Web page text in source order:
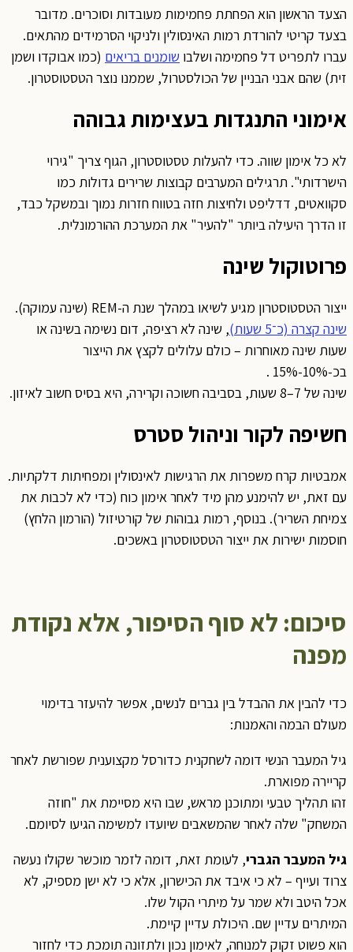
הצעד הראשון הוא הפחתת פחמימות מעובדות וסוכרים. מדובר
בצעד קריטי להורדת רמות האינסולין ולניקוי הסרמידים מהתאים.
עברו לתפריט דל פחמימה ושלבו שומנים בריאים(כמו אבוקדו ושמן
זית) שהם אבני הבניין של הכולסטרול, שממנו נוצר הטסטוסטרון.
אימוני התנגדות בעצימות גבוהה
לא כל אימון שווה. כדי להעלות טסטוסטרון, הגוף צריך "גירוי
הישרדותי". תרגילים המערבים קבוצות שרירים גדולות כמו
סקוואטים, דדליפט ולחיצות חזה בטווח חזרות נמוך ובמשקל כבד,
זו הדרך היעילה ביותר "להעיר" את המערכת ההורמונלית.
פרוטוקול שינה
ייצור הטסטוסטרון מגיע לשיאו במהלך שנת ה-REM (שינה עמוקה).
שינה קצרה (כ־5 שעות)
, שינה לא רציפה, דום נשימה בשינה או
שעות שינה מאוחרות – כולם עלולים לקצץ את הייצור
בכ-10%-15% .
שינה של 7–8 שעות, בסביבה חשוכה וקרירה, היא בסיס חשוב לאיזון.
חשיפה לקור וניהול סטרס
אמבטיות קרח משפרות את הרגישות לאינסולין ומפחיתות דלקתיות.
עם זאת, יש להימנע מהן מיד לאחר אימון כוח (כדי לא לכבות את
צמיחת השריר). בנוסף, רמות גבוהות של קורטיזול (הורמון הלחץ)
חוסמות ישירות את ייצור הטסטוסטרון באשכים.
סיכום: לא סוף הסיפור, אלא נקודת
מפנה
כדי להבין את ההבדל בין גברים לנשים, אפשר להיעזר בדימוי
מעולם הבמה והאמנות:
גיל המעבר הנשי דומה לשחקנית כדורסל מקצוענית שפורשת לאחר
קריירה מפוארת.
זהו תהליך טבעי ומתוכנן מראש, שבו היא מסיימת את "חוזה
המשחק" שלה לאחר שהמשאבים שיועדו למשימה הגיעו לסיומם.
גיל המעבר הגברי, לעומת זאת, דומה לזמר מוכשר שקולו נעשה
צרוד ועייף – לא כי איבד את הכישרון, אלא כי לא ישן מספיק, לא
אכל היטב ולא שמר על מיתרי הקול שלו.
המיתרים עדיין שם. היכולת עדיין קיימת.
הוא פשוט זקוק למנוחה, לאימון נכון ולתזונה תומכת כדי לחזור